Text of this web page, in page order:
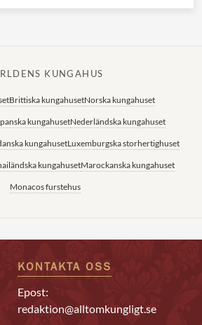
KUNGAHUS
Brittiska kungahusetNorska kungahuset
kungahusetNederländska kungahuset
kungahusetLuxemburgska storhertighuset
kungahusetMarockanska kungahuset
Monacos furstehus
KONTAKTA OSS
Epost:
redaktion@alltomkungligt.se